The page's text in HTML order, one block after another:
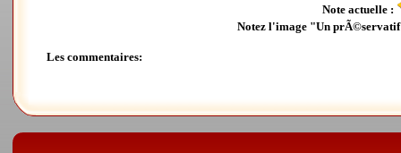
Note actuelle :
Notez l'image "Un prÃ©servatif
Les commentaires: